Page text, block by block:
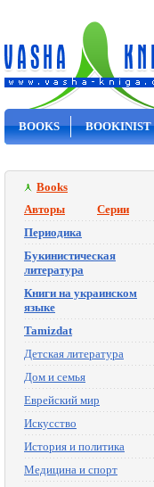
BOOKS BOOKINIST
Books
Авторы
Серии
Периодика
Букинистическая
литература
Книги на украинском
языке
Tamizdat
Детская литература
Дом и семья
Еврейский мир
Искусство
История и политика
Медицина и спорт